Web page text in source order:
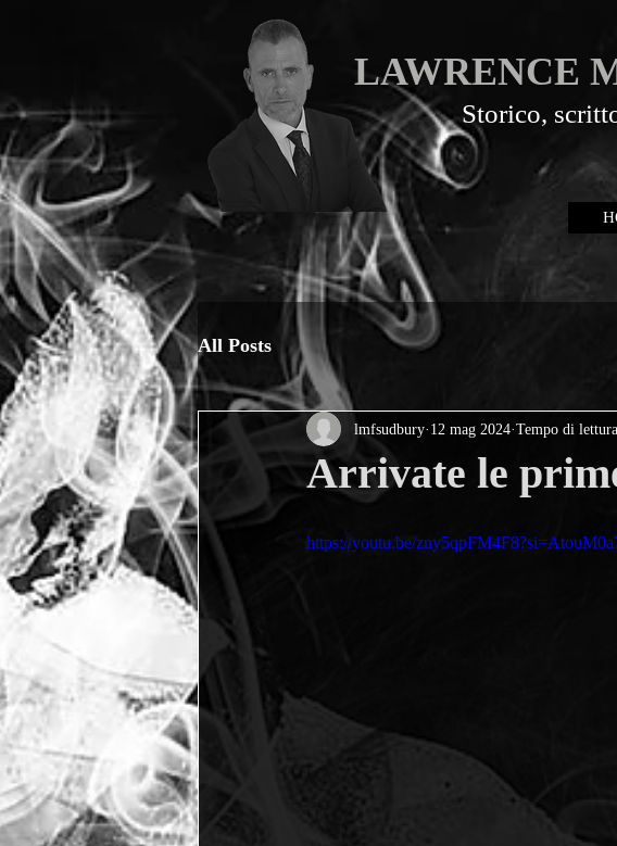
LAWRENCE
Storico,
All Posts
Arrivate le
lmfsudbury 12 mag 2024 Tempo di
https://youtu.be/